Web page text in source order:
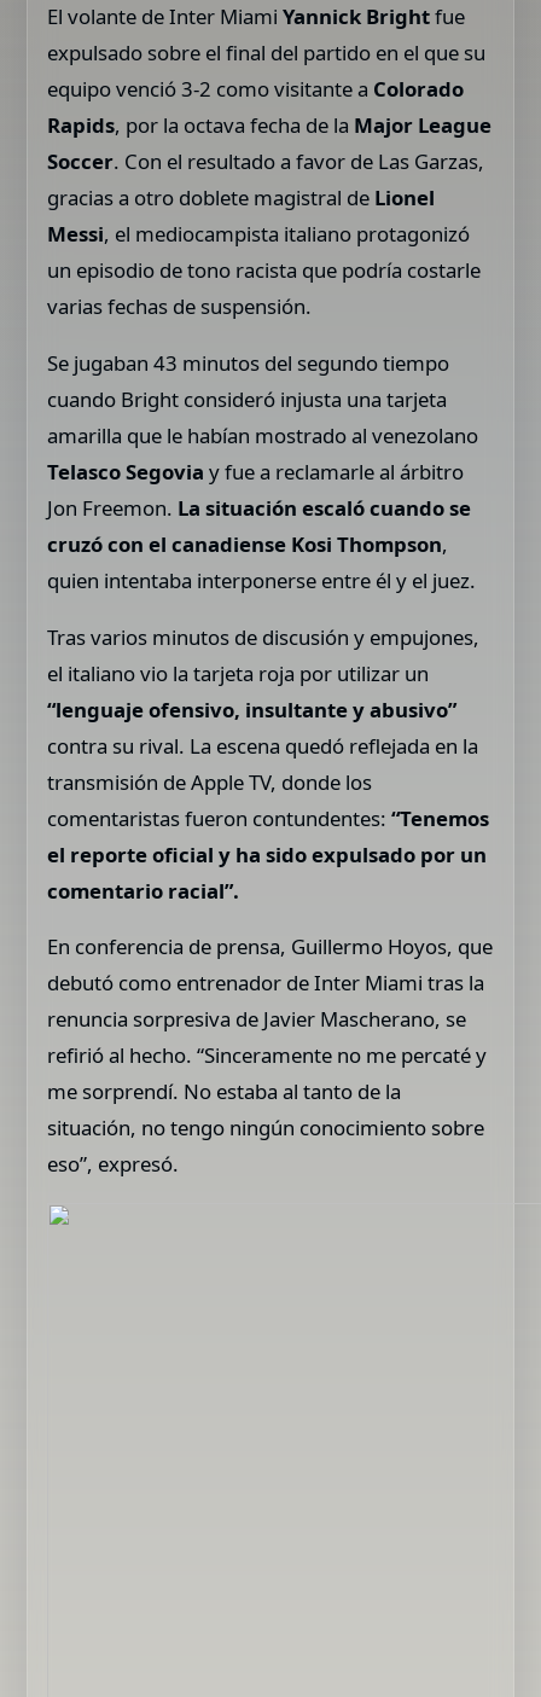
El volante de Inter MiamiYannick Brightfue
expulsado sobre el final del partido en el que su
equipo venció 3-2 como visitante a Colorado
Rapids, por la octava fecha de la Major League
Soccer. Con el resultado a favor de Las Garzas,
gracias a otro doblete magistral de Lionel
Messi, el mediocampista italiano protagonizó
un episodio de tono racista que podría costarle
varias fechas de suspensión.
Se jugaban 43 minutos del segundo tiempo
cuando Bright consideró injusta una tarjeta
amarilla que le habían mostrado al venezolano
Telasco Segoviay fue a reclamarle al árbitro
Jon Freemon. La situación escaló cuando se
cruzó con el canadiense Kosi Thompson,
quien intentaba interponerse entre él y el juez.
Tras varios minutos de discusión y empujones,
el italiano vio la tarjeta roja por utilizar un
“lenguaje ofensivo, insultante y abusivo”
contra su rival. La escena quedó reflejada en la
transmisión de Apple TV, donde los
comentaristas fueron contundentes:“Tenemos
el reporte oficial y ha sido expulsado por un
comentario racial”.
En conferencia de prensa, Guillermo Hoyos, que
debutó como entrenador de Inter Miami tras la
renuncia sorpresiva de Javier Mascherano, se
refirió al hecho. “Sinceramente no me percaté y
me sorprendí. No estaba al tanto de la
situación, no tengo ningún conocimiento sobre
eso”, expresó.